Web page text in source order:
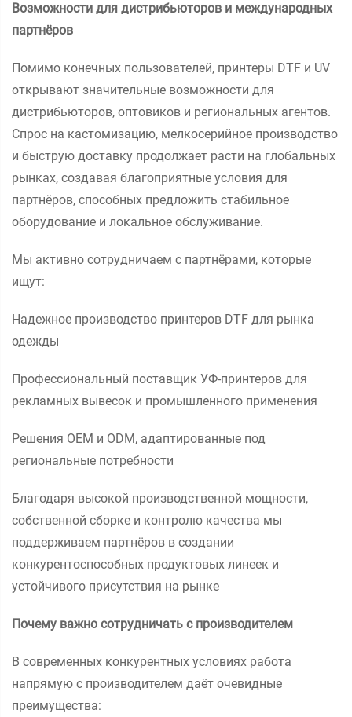
Возможности для дистрибьюторов и международных
партнёров
Помимо конечных пользователей, принтеры DTF и UV
открывают значительные возможности для
дистрибьюторов, оптовиков и региональных агентов.
Спрос на кастомизацию, мелкосерийное производство
и быструю доставку продолжает расти на глобальных
рынках, создавая благоприятные условия для
партнёров, способных предложить стабильное
оборудование и локальное обслуживание.
Мы активно сотрудничаем с партнёрами, которые
ищут:
Надежное производство принтеров DTF для рынка
одежды
Профессиональный поставщик УФ-принтеров для
рекламных вывесок и промышленного применения
Решения OEM и ODM, адаптированные под
региональные потребности
Благодаря высокой производственной мощности,
собственной сборке и контролю качества мы
поддерживаем партнёров в создании
конкурентоспособных продуктовых линеек и
устойчивого присутствия на рынке
Почему важно сотрудничать с производителем
В современных конкурентных условиях работа
напрямую с производителем даёт очевидные
преимущества: